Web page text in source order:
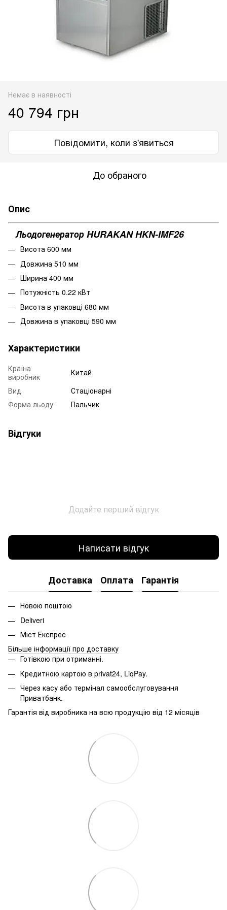
Немає в наявності
40 794 грн
Повідомити, коли з'явиться
До обраного
Опис
Льодогенератор HURAKAN HKN-IMF26
Висота 600 мм
Довжина 510 мм
Ширина 400 мм
Потужність 0.22 кВт
Висота в упаковці 680 мм
Довжина в упаковці 590 мм
Характеристики
Країна
виробник
Китай
Вид
Стаціонарні
Форма льоду
Пальчик
Відгуки
Додайте перший відгук
Написати відгук
Доставка Оплата Гарантія
Новою поштою
Deliveri
Міст Експрес
Більше інформації про доставку
Готівкою при отриманні.
Кредитною картою в privat24, LiqPay.
Через касу або термінал самообслуговування
Приватбанк.
Гарантія від виробника на всю продукцію від 12 місяців